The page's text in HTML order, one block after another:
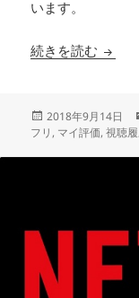
います。
続きを読む
投
稿
2018年9月14日
フリ , マイ評価,視聴